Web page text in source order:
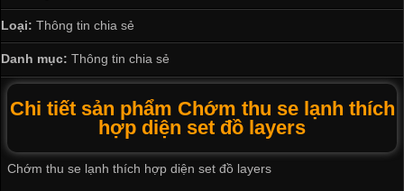
Loại: Thông tin chia sẻ
Danh mục: Thông tin chia sẻ
Chi tiết sản phẩm Chớm thu se lạnh thích
hợp diện set đồ layers
Chớm thu se lạnh thích hợp diện set đồ layers